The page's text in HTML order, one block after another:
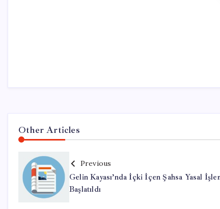
Other Articles
Previous
Gelin Kayası’nda İçki İçen Şahsa Yasal
Başlatıldı